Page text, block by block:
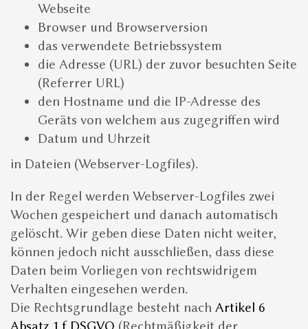
Webseite
Browser und Browserversion
das verwendete Betriebssystem
die Adresse (URL) der zuvor besuchten Seite
(Referrer URL)
den Hostname und die IP-Adresse des
Geräts von welchem aus zugegriffen wird
Datum und Uhrzeit
in Dateien (Webserver-Logfiles).
In der Regel werden Webserver-Logfiles zwei
Wochen gespeichert und danach automatisch
gelöscht. Wir geben diese Daten nicht weiter,
können jedoch nicht ausschließen, dass diese
Daten beim Vorliegen von rechtswidrigem
Verhalten eingesehen werden.
Die Rechtsgrundlage besteht nach Artikel 6